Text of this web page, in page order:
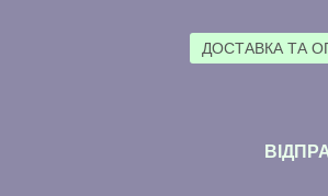
ДОСТАВКА ТА